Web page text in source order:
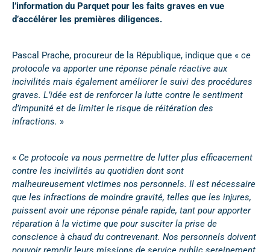
l’information du Parquet pour les faits graves en vue
d’accélérer les premières diligences.
Pascal Prache, procureur de la République, indique que « ce
protocole va apporter une réponse pénale réactive aux
incivilités mais également améliorer le suivi des procédures
graves. L’idée est de renforcer la lutte contre le sentiment
d’impunité et de limiter le risque de réitération des
infractions. »
« Ce protocole va nous permettre de lutter plus efficacement
contre les incivilités au quotidien dont sont
malheureusement victimes nos personnels. Il est nécessaire
que les infractions de moindre gravité, telles que les injures,
puissent avoir une réponse pénale rapide, tant pour apporter
réparation à la victime que pour susciter la prise de
conscience à chaud du contrevenant. Nos personnels doivent